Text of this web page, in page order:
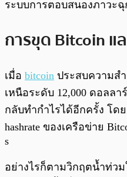
ระบบการตอบสนองภาวะฉุ
การขุด Bitcoin แ
เมื่อ bitcoin ประสบความส
เหนือระดับ 12,000 ดอลล
กลับทำกำไรได้อีกครั้ง โด
hashrate ของเครือข่าย
s
อย่างไรก็ตามวิกฤตน้ำท่ว